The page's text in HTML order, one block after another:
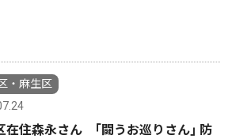
・麻生区
在住森永さん ｢闘うお巡りさん｣ 防